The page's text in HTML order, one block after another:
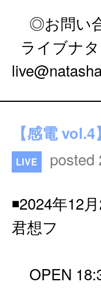
◎お問い
ライブナ
【感電 vol.4】
LIVE posted
◾️2024年12
君想フ
OPEN